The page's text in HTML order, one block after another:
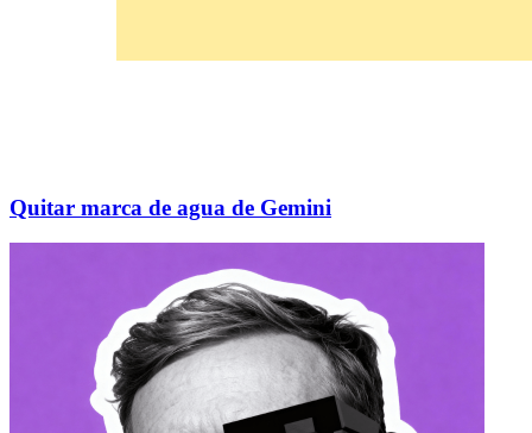
Quitar marca de agua de Gemini